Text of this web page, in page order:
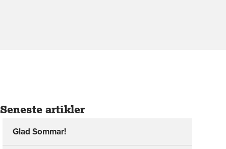
Seneste artikler
Glad Sommar!